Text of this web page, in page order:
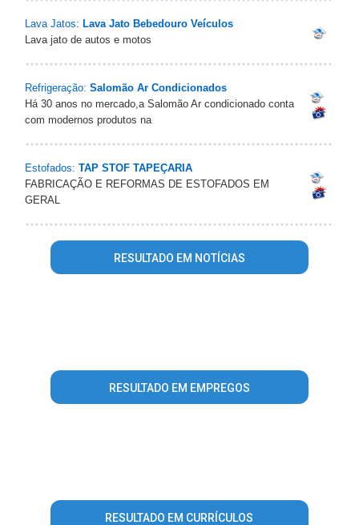
Lava Jatos: Lava Jato Bebedouro Veículos
Lava jato de autos e motos
Refrigeração: Salomão Ar Condicionados
Há 30 anos no mercado,a Salomão Ar condicionado conta
com modernos produtos na
Estofados: TAP STOF TAPEÇARIA
FABRICAÇÃO E REFORMAS DE ESTOFADOS EM
GERAL
RESULTADO EM NOTÍCIAS
RESULTADO EM EMPREGOS
RESULTADO EM CURRÍCULOS